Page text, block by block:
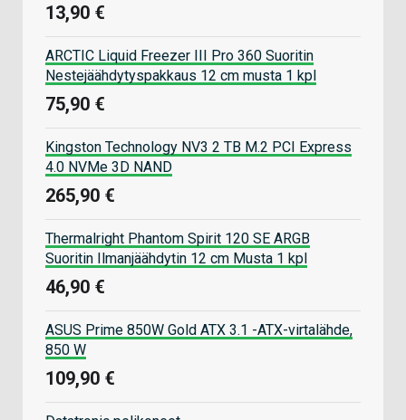
13,90 €
ARCTIC Liquid Freezer III Pro 360 Suoritin
Nestejäähdytyspakkaus 12 cm musta 1 kpl
75,90 €
Kingston Technology NV3 2 TB M.2 PCI Express
4.0 NVMe 3D NAND
265,90 €
Thermalright Phantom Spirit 120 SE ARGB
Suoritin Ilmanjäähdytin 12 cm Musta 1 kpl
46,90 €
ASUS Prime 850W Gold ATX 3.1 -ATX-virtalähde,
850 W
109,90 €